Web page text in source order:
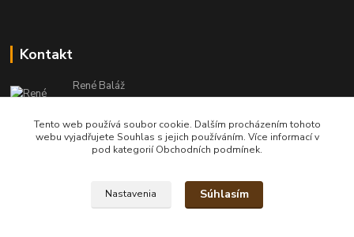
Kontakt
René Baláž
Eshop: +421 902 212 007
od 8:00 - do 16:00 hod
info@kotlikyshop.sk
Tento web používá soubor cookie. Dalším procházením tohoto
webu vyjadřujete Souhlas s jejich používáním. Více informací v
pod kategorií Obchodních podmínek.
Nastavenia Súhlasím